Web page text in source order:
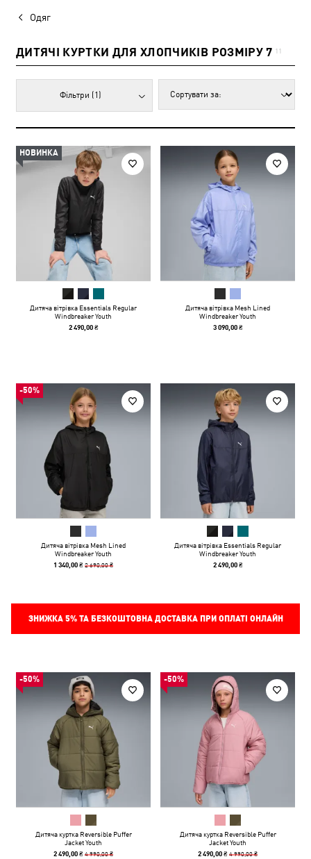
Одяг
ДИТЯЧІ КУРТКИ ДЛЯ ХЛОПЧИКІВ РОЗМІРУ 7 11
Фільтри (1)
НОВИНКА
Дитяча вітрівка Essentials Regular
Windbreaker Youth
2 490,00 ₴
Дитяча вітрівка Mesh Lined
Windbreaker Youth
3 090,00 ₴
-50%
Дитяча вітрівка Mesh Lined
Windbreaker Youth
1 340,00 ₴2 690,00 ₴
Дитяча вітрівка Essentials Regular
Windbreaker Youth
2 490,00 ₴
ЗНИЖКА 5%ТА БЕЗКОШТОВНА ДОСТАВКА ПРИ ОПЛАТІ ОНЛАЙН
-50%
Дитяча куртка Reversible Puffer
Jacket Youth
2 490,00 ₴4 990,00 ₴
-50%
Дитяча куртка Reversible Puffer
Jacket Youth
2 490,00 ₴4 990,00 ₴